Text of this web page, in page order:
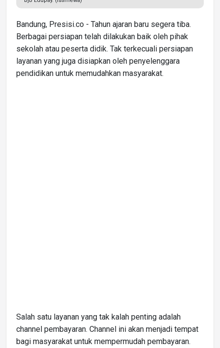
Bandung, Presisi.co - Tahun ajaran baru segera tiba.
Berbagai persiapan telah dilakukan baik oleh pihak
sekolah atau peserta didik. Tak terkecuali persiapan
layanan yang juga disiapkan oleh penyelenggara
pendidikan untuk memudahkan masyarakat.
Salah satu layanan yang tak kalah penting adalah
channel pembayaran. Channel ini akan menjadi tempat
bagi masyarakat untuk mempermudah pembayaran.